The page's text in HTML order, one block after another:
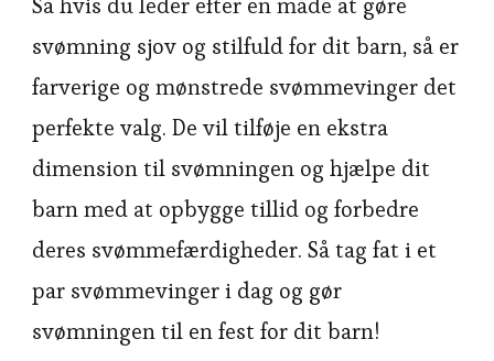
svømning sjov og stilfuld for dit barn, så er
farverige og mønstrede svømmevinger det
perfekte valg. De vil tilføje en ekstra
dimension til svømningen og hjælpe dit
barn med at opbygge tillid og forbedre
deres svømmefærdigheder. Så tag fat i et
par svømmevinger i dag og gør
svømningen til en fest for dit barn!